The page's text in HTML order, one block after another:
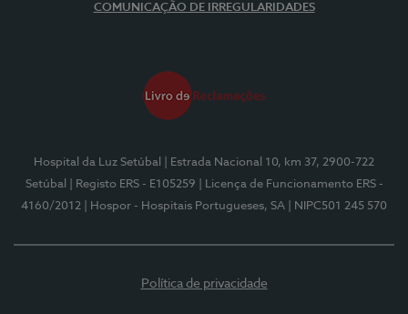
COMUNICAÇÃO DE IRREGULARIDADES
Hospital da Luz Setúbal
| Estrada Nacional 10, km 37, 2900-722
Setúbal
| Registo ERS - E105259
| Licença de Funcionamento ERS -
4160/2012
| Hospor - Hospitais Portugueses, SA | NIPC501 245 570
Política de privacidade